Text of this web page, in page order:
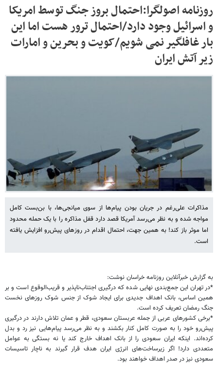
روزنامه اصولگرا:احتمال بروز جنگ توسط امریکا
و اسرائیل وجود دارد/احتمال ترور هست اما این
بار غافلگیر نمی شویم/کویت و بحرین و امارات
زیر آتش ایران
مذاکرات علی‌رغم در جریان بودن پیام‌ها از سوی میانجی‌ها، با بن‌بست کامل
مواجه شده و به نظر می‌رسد آمریکا قصد دارد قفل مذاکره را با یک حمله محدود
اما موثر باز کند! به همین جهت، احتمال اقدام در روزهای پیش‌رو افزایش یافته
است.
به گزارش خبرآنلاین روزنامه خراسان نوشت:
*در تهران این جمع‌بندی نهایی شده که درگیری اجتناب‌ناپذیر و قریب‌الوقوع است و بر
همین اساس، بانک اهداف جدیدی برای ایجاد شوک از جنس شوک روزهای نخست
جنگ رمضان تعریف کرده است.
*برخی کشورهای عربی از جمله عربستان سعودی، قطر و عمان تلاش دارند در درگیری
پیش‌رو خود را به صورت کامل کنار بکشند و به نظر می‌رسد پیام‌هایی نیز رد و بدل
کرده‌اند. اینکه ایران سعودی را از بانک اهداف خارج کند یا نه بستگی به عوامل
متعددی دارد! اگر زیرساخت‌های انرژی ایران هدف قرار گیرند به ناچار تاسیسات
سعودی نیز در صدر اهداف خواهند بود.